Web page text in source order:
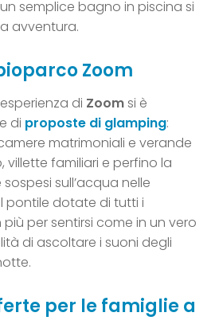
un semplice bagno in piscina si
avventura.
Zoom
di Zoomsi è
di proposte di glamping:
matrimoniali e verande
familiari e perfino la
sull’acqua nelle
pontile dotate di tutti i
per sentirsi come in un vero
di ascoltare i suoni degli
per le famiglie a